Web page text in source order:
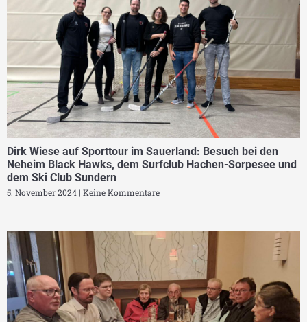
Dirk Wiese auf Sporttour im Sauerland: Besuch bei den
Neheim Black Hawks, dem Surfclub Hachen-Sorpesee und
dem Ski Club Sundern
5. November 2024 Keine Kommentare